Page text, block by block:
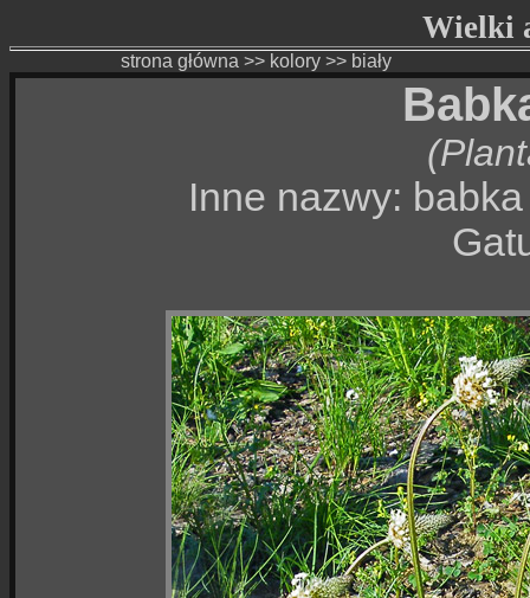
Wielki
strona główna >> kolory>> biały
Inne nazwy: